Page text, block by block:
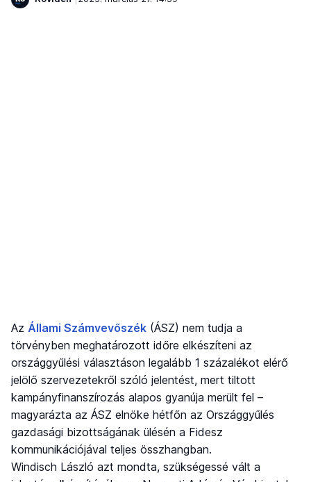
Az Állami Számvevőszék (ÁSZ) nem tudja a
törvényben meghatározott időre elkészíteni az
országgyűlési választáson legalább 1 százalékot elérő
jelölő szervezetekről szóló jelentést, mert tiltott
kampányfinanszírozás alapos gyanúja merült fel –
magyarázta az ÁSZ elnöke hétfőn az Országgyűlés
gazdasági bizottságának ülésén a Fidesz
kommunikációjával teljes összhangban.
Windisch László azt mondta, szükségessé vált a